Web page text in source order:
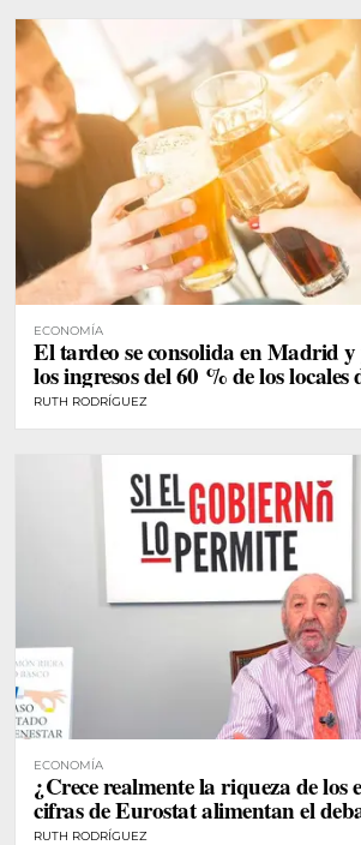
ECONOMÍA
El tardeo se consolida en Madrid
los ingresos del 60 % de los locales
RUTH RODRÍGUEZ
ECONOMÍA
¿Crece realmente la riqueza de los
cifras de Eurostat alimentan el
RUTH RODRÍGUEZ